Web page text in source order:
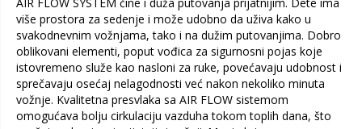
više prostora za sedenje i može udobno da uživa kako u
svakodnevnim vožnjama, tako i na dužim putovanjima. Dobro
oblikovani elementi, poput vođica za sigurnosni pojas koje
istovremeno služe kao nasloni za ruke, povećavaju udobnost i
sprečavaju osećaj nelagodnosti već nakon nekoliko minuta
vožnje. Kvalitetna presvlaka sa AIR FLOW sistemom
omogućava bolju cirkulaciju vazduha tokom toplih dana, što